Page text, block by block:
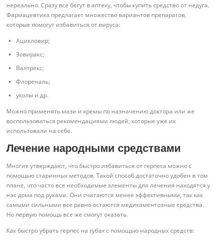
нереально. Сразу все бегут в аптеку, чтобы купить средство от недуга.
Фармацевтика предлагает множество вариантов препаратов,
которые помогут избавиться от вируса:
Ацикловир;
Зовиракс;
Валтрекс;
Флореналь;
уколы и др.
Можно применять мази и кремы по назначению доктора или же
воспользоваться рекомендациями людей, которые уже их
использовали на себе.
Лечение народными средствами
Многие утверждают, что быстро избавиться от герпеса можно с
помощью старинных методов. Такой способ достаточно удобен в том
плане, что часто все необходимые элементы для лечения находятся у
нас дома под руками. Они считаются менее эффективными, так как
самыми сильными все равно остаются медикаментозные средства.
Но первую помощь все же смогут оказать.
Как быстро убрать герпес на губах с помощью народных средств: